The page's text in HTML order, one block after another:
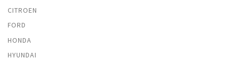
CITROEN
FORD
HONDA
HYUNDAI